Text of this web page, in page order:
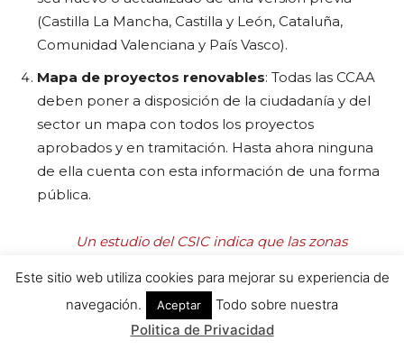
Este sitio web utiliza cookies para mejorar su experiencia de
navegación.
Aceptar
Todo sobre nuestra
Politica de Privacidad